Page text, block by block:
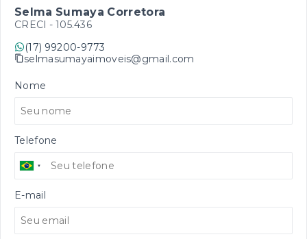
Selma Sumaya Corretora
CRECI - 105.436
(17) 99200-9773
selmasumayaimoveis@gmail.com
Nome
Telefone
E-mail